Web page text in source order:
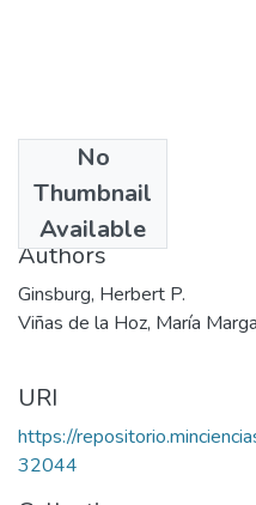
No
Thumbnail
Available
2002
Authors
Ginsburg, Herbert P.
Viñas de la Hoz, María
URI
https://
32044